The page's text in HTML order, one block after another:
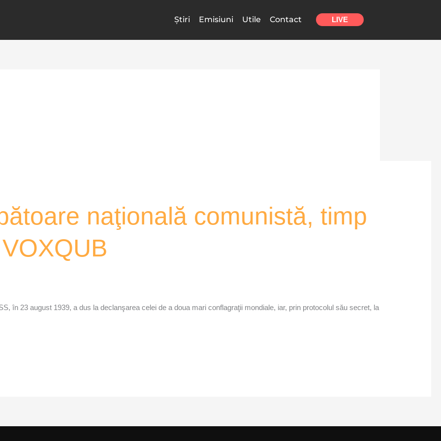
Știri Emisiuni Utile Contact LIVE
naţională comunistă, timp
în 23 august 1939, a dus la declanşarea celei de a doua mari conflagraţii mondiale, iar, prin protocolul său secret, la